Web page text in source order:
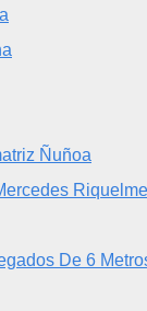
Ñuñoa
De 6